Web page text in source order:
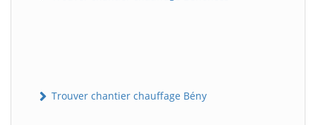
Trouver chantier chauffage Bény